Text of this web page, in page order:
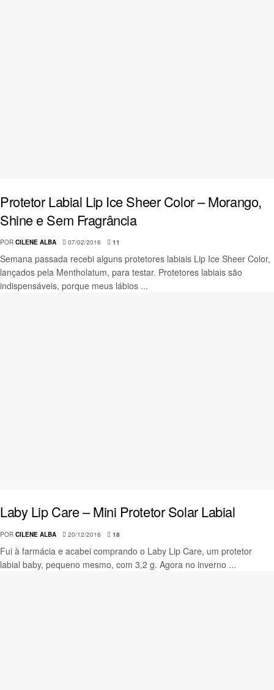
Protetor Labial Lip Ice Sheer Color – Morango,
Shine e Sem Fragrância
POR CILENE ALBA 07/02/2016 11
Semana passada recebi alguns protetores labiais Lip Ice Sheer Color,
lançados pela Mentholatum, para testar. Protetores labiais são
indispensáveis, porque meus lábios ...
Laby Lip Care – Mini Protetor Solar Labial
POR CILENE ALBA 20/12/2016 18
Fui à farmácia e acabei comprando o Laby Lip Care, um protetor
labial baby, pequeno mesmo, com 3,2 g. Agora no inverno ...